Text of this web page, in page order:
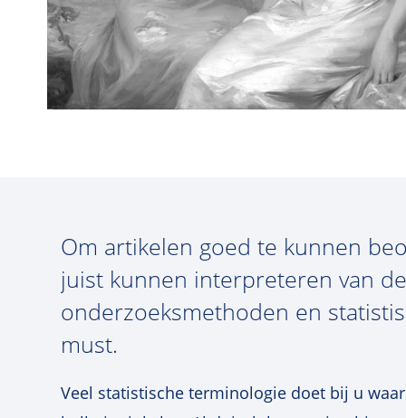
Om artikelen goed te kunnen
juist kunnen interpreteren van
onderzoeksmethoden en
must.
Veel statistische terminologie doet bij u